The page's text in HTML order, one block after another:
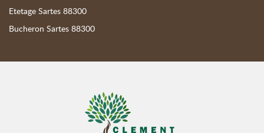
Etetage Sartes 88300
Bucheron Sartes 88300